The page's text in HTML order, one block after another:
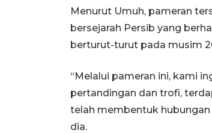
Menurut Umuh, pameran
bersejarah Persib yang
berturut-turut pada musim
“Melalui pameran ini, kami
pertandingan dan trofi,
telah membentuk hubungan
dia.